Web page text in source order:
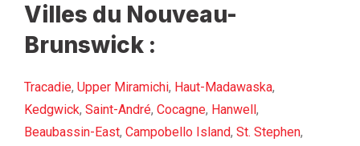
Villes du Nouveau-
Brunswick :
Tracadie, Upper Miramichi, Haut-Madawaska,
Kedgwick, Saint-André, Cocagne, Hanwell ,
Beaubassin-East, Campobello Island, St. Stephen,